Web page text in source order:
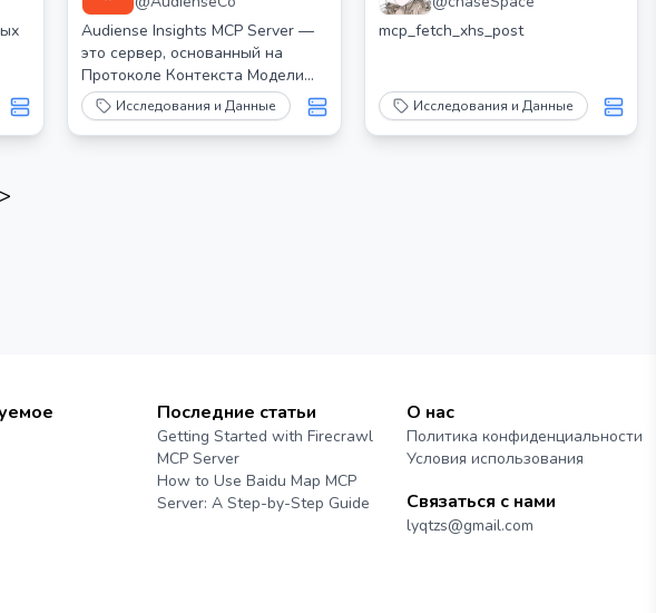
Audiense Insights MCP Server —
это сервер, основанный на
Протоколе Контекста Модели
(MCP), который позволяет
Claude и другим клиентам,
совместимым с MCP,
Исследования и Данные
mcp_fetch_xhs_post
Исследования и Данные
Последние статьи
Getting Started with Firecrawl
MCP Server
How to Use Baidu Map MCP
Server: A Step-by-Step Guide
О нас
Политика конфиденциальности
Условия использования
Связаться с нами
lyqtzs@gmail.com